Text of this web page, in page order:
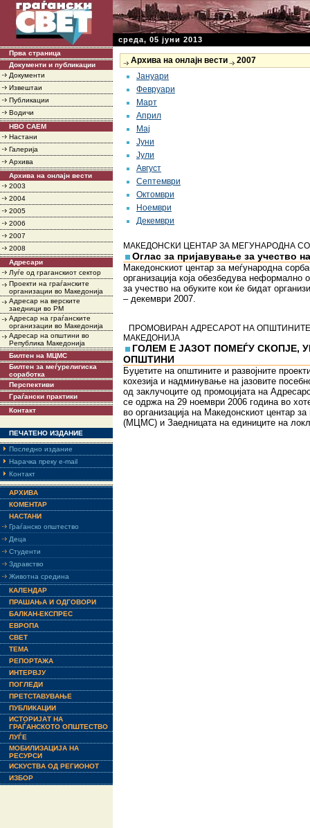
среда, 05 јуни 2013
Прва страница
Документи и публикации
Документи
Извештаи
Публикации
Водичи
НВО САЕМ
Настани
Галерија
Архива
Архива на онлајн вести
2003
2004
2005
2006
2007
2008
Адресари
Луѓе од граганскиот сектор
Проекти на граѓанските
организации во Македонија
Адресар на верските
заедници во РМ
Адресар на граѓанските
организации во Македонија
Адресар на општини во
Република Македонија
Билтен на МЦМС
Билтен за меѓурелигиска
соработка
Перспективи
Граѓански практики
Контакт
ПЕЧАТЕНО ИЗДАНИЕ
Последно издание
Нарачка преку e-mail
Контакт
АРХИВА
КОМЕНТАР
НАСТАНИ
Граѓанско општество
Деца
Студенти
Здравство
Животна средина
КАЛЕНДАР
ПРАШАЊА И ОДГОВОРИ
БАЛКАН-ЕКСПРЕС
ЕВРОПА
СВЕТ
ТЕМА
РЕПОРТАЖА
ИНТЕРВЈУ
ПОГЛЕДИ
ПРЕТСТАВУВАЊЕ
ПУБЛИКАЦИИ
ИСТОРИЈАТ НА
ГРАЃАНСКОТО ОПШТЕСТВО
ЛУЃЕ
МОБИЛИЗАЦИЈА НА
РЕСУРСИ
ИСКУСТВА ОД РЕГИОНОТ
ИЗБОР
Архива на онлајн вести
2007
Јануари
Февруари
Март
Април
Мај
Јуни
Јули
Август
Септември
Октомври
Ноември
Декември
МАКЕДОНСКИ ЦЕНТАР ЗА МЕГУНАРОДНА
Оглас за пријавување за учество
Македонскиот центар за меѓународна
организација која обезбедува неформално
за учество на обуките кои ќе бидат
– декември 2007.
ПРОМОВИРАН АДРЕСАРОТ НА
МАКЕДОНИЈА
ГОЛЕМ Е ЈАЗОТ ПОМЕЃУ СКОПЈЕ,
ОПШТИНИ
Буџетите на општините и развојните
кохезија и надминување на јазовите
од заклучоците од промоцијата на
се одржа на 29 ноември 2006 година во
во организација на Македонскиот центар
(МЦМС) и Заедницата на единиците на